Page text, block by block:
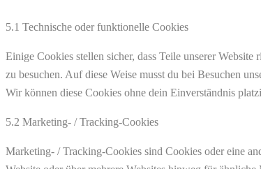
5.1 Technische oder funktionelle Cookies
Einige Cookies stellen sicher, dass Teile unserer
zu besuchen. Auf diese Weise musst du bei Besuchen
Wir können diese Cookies ohne dein Einverständnis
5.2 Marketing- / Tracking-Cookies
Marketing- / Tracking-Cookies sind Cookies oder eine